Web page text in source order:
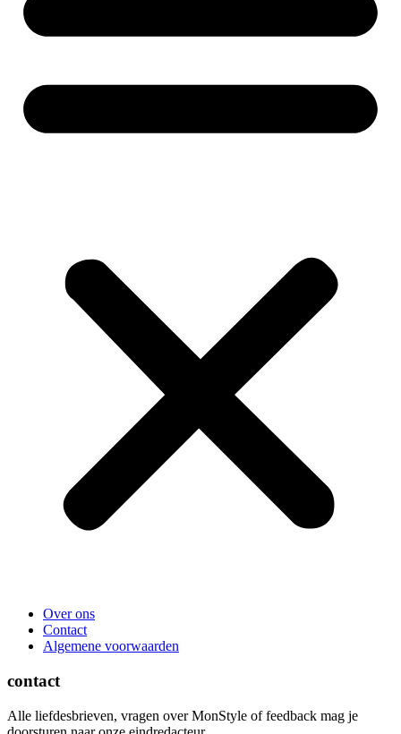
Over ons
Contact
Algemene voorwaarden
contact
Alle liefdesbrieven, vragen over MonStyle of feedback mag je